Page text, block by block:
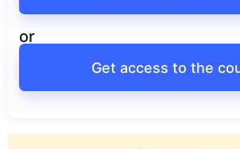
or
Get access to the